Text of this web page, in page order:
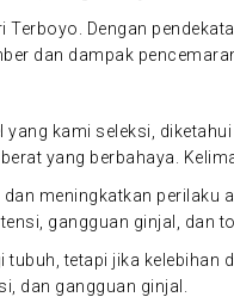
Terboyo. Dengan
dan dampak
yang kami seleksi,
yang berbahaya.
meningkatkan perilaku
gangguan ginjal, dan
tubuh, tetapi jika kelebihan
dan gangguan ginjal.